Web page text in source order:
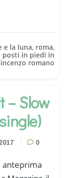
e la luna, roma,
posti in piedi in
romano
– Slow
0
anteprima